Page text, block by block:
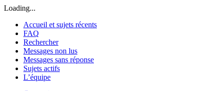
Loading...
Accueil et sujets récents
FAQ
Rechercher
Messages non lus
Messages sans réponse
Sujets actifs
L’équipe